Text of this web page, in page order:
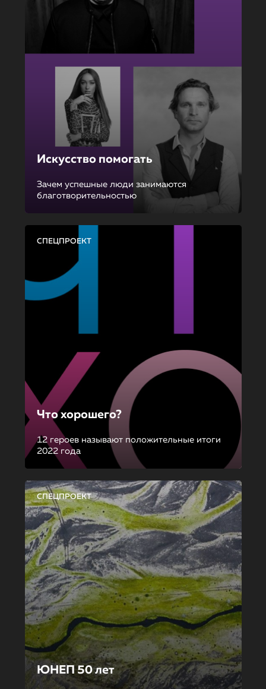
Искусство помогать
Зачем успешные люди занимаются
благотворительностью
СПЕЦПРОЕКТ
Что хорошего?
12 героев называют положительные итоги
2022 года
СПЕЦПРОЕКТ
ЮНЕП 50 лет